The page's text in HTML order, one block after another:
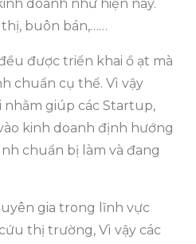
doanh như hiện nay.
buôn bán,……
được triển khai ồ ạt mà
chuẩn cụ thể. Vì vậy
nhằm giúp các Startup,
kinh doanh định hướng
chuẩn bị làm và đang
gia trong lĩnh vực
thị trường, Vì vậy các